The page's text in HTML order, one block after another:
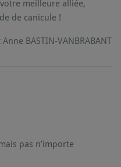
meilleure alliée,
de canicule !
BASTIN-VANBRABANT
pas n’importe